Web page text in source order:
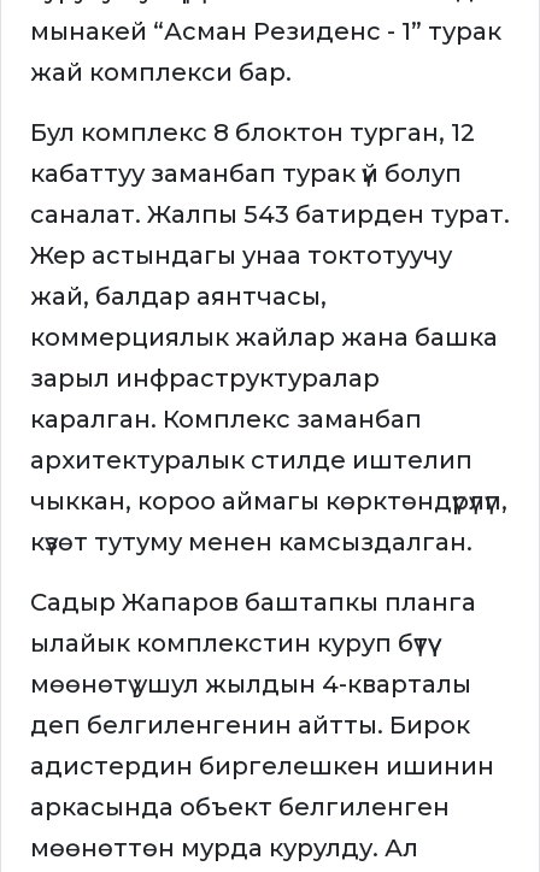
мынакей “Асман Резиденс - 1” турак
жай комплекси бар.
Бул комплекс 8 блоктон турган, 12
кабаттуу заманбап турак үй болуп
саналат. Жалпы 543 батирден турат.
Жер астындагы унаа токтотуучу
жай, балдар аянтчасы,
коммерциялык жайлар жана башка
зарыл инфраструктуралар
каралган. Комплекс заманбап
архитектуралык стилде иштелип
чыккан, короо аймагы көрктөндүрүлүп,
күзөт тутуму менен камсыздалган.
Садыр Жапаров баштапкы планга
ылайык комплекстин куруп бүтүү
мөөнөтү ушул жылдын 4-кварталы
деп белгиленгенин айтты. Бирок
адистердин биргелешкен ишинин
аркасында объект белгиленген
мөөнөттөн мурда курулду. Ал